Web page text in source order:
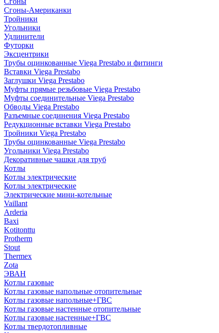
Сгоны-Американки
Тройники
Угольники
Удлинители
Футорки
Эксцентрики
Трубы оцинкованные Viega Prestabo и фитинги
Вставки Viega Prestabo
Заглушки Viega Prestabo
Муфты прямые резьбовые Viega Prestabo
Муфты соединительные Viega Prestabo
Обводы Viega Prestabo
Разъемные соединения Viega Prestabo
Редукционные вставки Viega Prestabo
Тройники Viega Prestabo
Трубы оцинкованные Viega Prestabo
Угольники Viega Prestabo
Декоративные чашки для труб
Котлы
Котлы электрические
Котлы электрические
Электрические мини-котельные
Vaillant
Arderia
Baxi
Kotitonttu
Protherm
Stout
Thermex
Zota
ЭВАН
Котлы газовые
Котлы газовые напольные отопительные
Котлы газовые напольные+ГВС
Котлы газовые настенные отопительные
Котлы газовые настенные+ГВС
Котлы твердотопливные